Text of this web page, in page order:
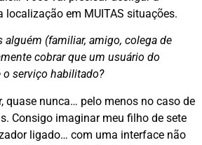
localização em MUITAS situações.
alguém (familiar, amigo, colega de
cobrar que um usuário do
o serviço habilitado?
quase nunca… pelo menos no caso de
Consigo imaginar meu filho de sete
ligado… com uma interface não